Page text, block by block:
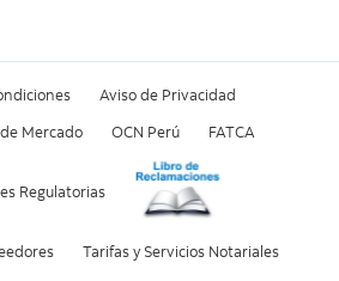
Aviso de Privacidad
Mercado OCN Perú FATCA
Regulatorias
Tarifas y Servicios Notariales